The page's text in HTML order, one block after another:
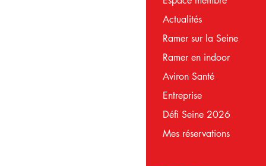
Actualités
Ramer sur la Seine
Ramer en indoor
Aviron Santé
Entreprise
Défi Seine 2026
Mes réservations